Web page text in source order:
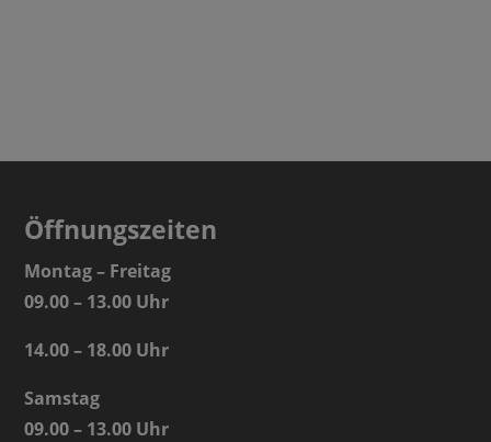
Öffnungszeiten
Montag – Freitag
09.00 – 13.00 Uhr
14.00 – 18.00 Uhr
Samstag
09.00 – 13.00 Uhr